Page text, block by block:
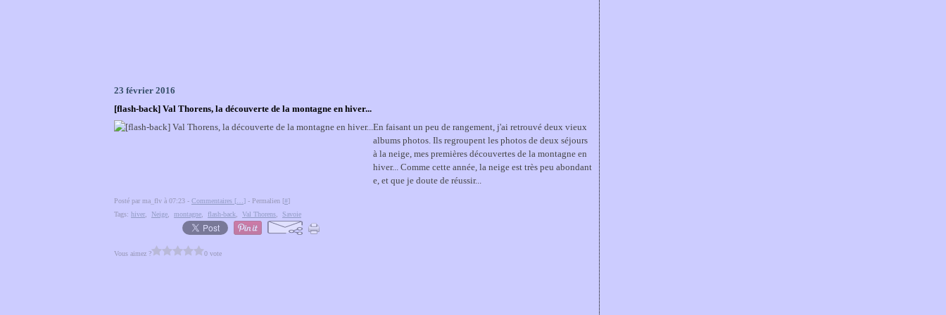
23 février 2016
[flash-back] Val Thorens, la découverte de la montagne en hiver...
En faisant un peu de rangement, j'ai retrouvé deux vieux
albums photos. Ils regroupent les photos de deux séjours
à la neige, mes premières découvertes de la montagne en
hiver... Comme cette année, la neige est très peu abondant
e, et que je doute de réussir...
Posté par ma_flv à 07:23 - Commentaires [ ] - Permalien [#]
Tags: hiver Neige montagne flash-back Val Thorens Savoie
Vous aimez ? 0 vote